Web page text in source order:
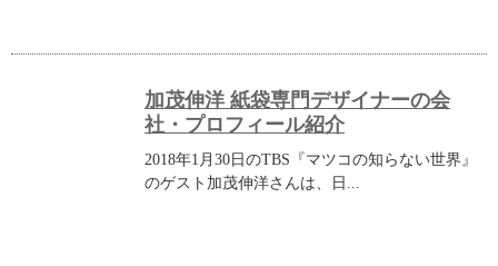
加茂伸洋 紙袋専門デザイナーの会
社・プロフィール紹介
2018年1月30日のTBS『マツコの知らない世界』
のゲスト加茂伸洋さんは、日...